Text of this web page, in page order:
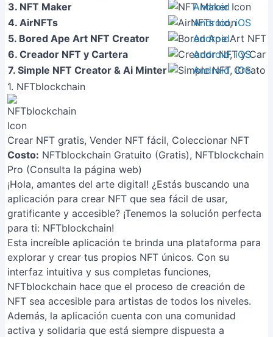
3. NFT Maker
Android
4. AirNFTs
Android,iOS
5. Bored Ape Art NFT Creator
Android
6. Creador NFT y Cartera
Android,iOS
7. Simple NFT Creator & Ai Minter
Android,iOS
1. NFTblockchain
Crear NFT gratis, Vender NFT fácil, Coleccionar NFT
Costo: NFTblockchain Gratuito (Gratis), NFTblockchain
Pro (Consulta la página web)
¡Hola, amantes del arte digital! ¿Estás buscando una
aplicación para crear NFT que sea fácil de usar,
gratificante y accesible? ¡Tenemos la solución perfecta
para ti: NFTblockchain!
Esta increíble aplicación te brinda una plataforma para
explorar y crear tus propios NFT únicos. Con su
interfaz intuitiva y sus completas funciones,
NFTblockchain hace que el proceso de creación de
NFT sea accesible para artistas de todos los niveles.
Además, la aplicación cuenta con una comunidad
activa y solidaria que está siempre dispuesta a